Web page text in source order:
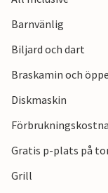
två familjer eller en
långt från alla
Barnvänlig
Biljard och dart
Braskamin och
Diskmaskin
Gratis p-plats på
Grill